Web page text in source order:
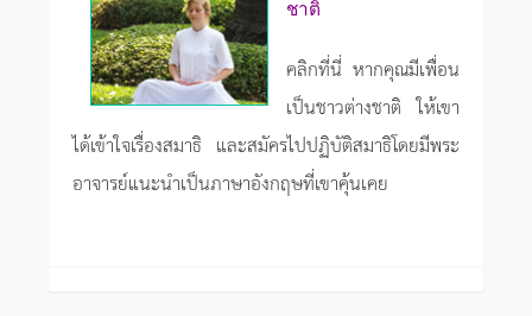
ชาติ
คลิกที่นี่ หากคุณมีเพื่อน
เป็นชาวต่างชาติ ให้เขา
ได้เข้าใจเรื่องสมาธิ และสมัครไปปฏิบัติสมาธิโดยมีพระ
อาจารย์แนะนำเป็นภาษาอังกฤษที่เขาคุ้นเคย